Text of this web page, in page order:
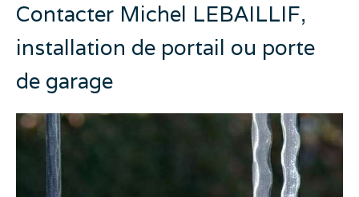
Contacter Michel LEBAILLIF,
installation de portail ou porte
de garage